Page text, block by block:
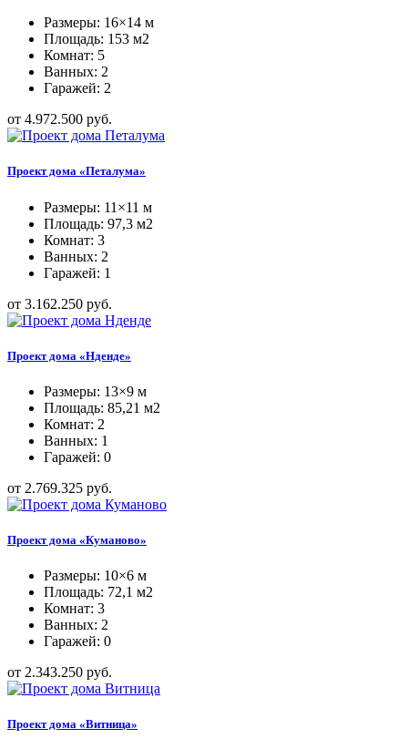
Размеры: 16×14 м
Площадь: 153 м2
Комнат: 5
Ванных: 2
Гаражей: 2
от 4.972.500 руб.
Проект дома «Петалума»
Размеры: 11×11 м
Площадь: 97,3 м2
Комнат: 3
Ванных: 2
Гаражей: 1
от 3.162.250 руб.
Проект дома «Нденде»
Размеры: 13×9 м
Площадь: 85,21 м2
Комнат: 2
Ванных: 1
Гаражей: 0
от 2.769.325 руб.
Проект дома «Куманово»
Размеры: 10×6 м
Площадь: 72,1 м2
Комнат: 3
Ванных: 2
Гаражей: 0
от 2.343.250 руб.
Проект дома «Витница»